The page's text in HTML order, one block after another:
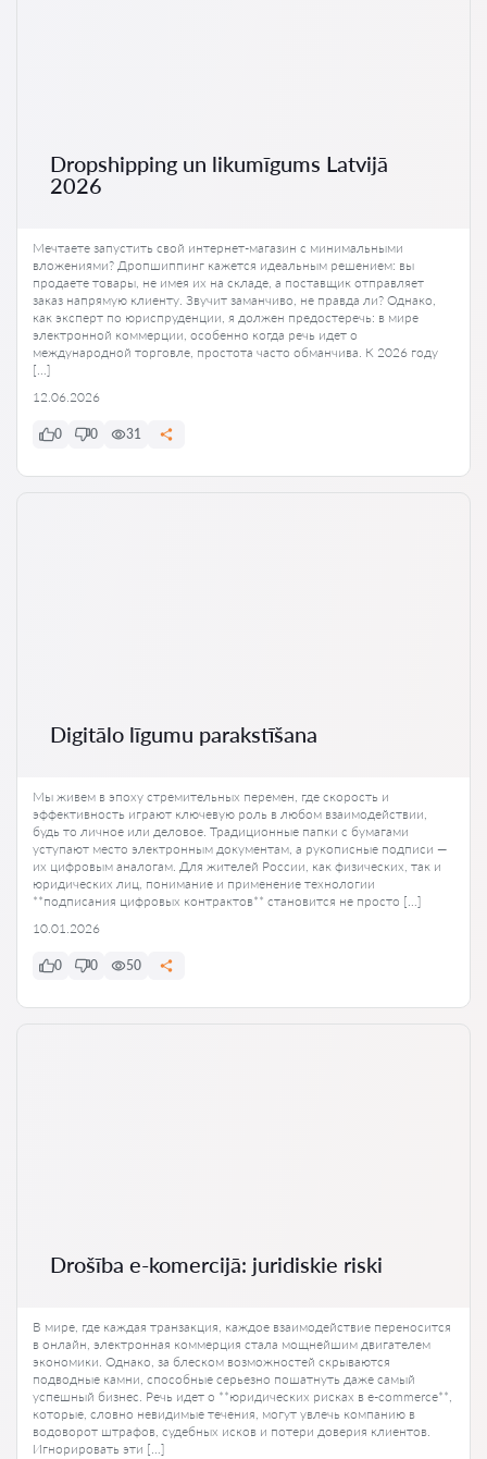
Dropshipping un likumīgums Latvijā
2026
Мечтаете запустить свой интернет-магазин с минимальными
вложениями? Дропшиппинг кажется идеальным решением: вы
продаете товары, не имея их на складе, а поставщик отправляет
заказ напрямую клиенту. Звучит заманчиво, не правда ли? Однако,
как эксперт по юриспруденции, я должен предостеречь: в мире
электронной коммерции, особенно когда речь идет о
международной торговле, простота часто обманчива. К 2026 году
[…]
12.06.2026
0 0 31
Digitālo līgumu parakstīšana
Мы живем в эпоху стремительных перемен, где скорость и
эффективность играют ключевую роль в любом взаимодействии,
будь то личное или деловое. Традиционные папки с бумагами
уступают место электронным документам, а рукописные подписи —
их цифровым аналогам. Для жителей России, как физических, так и
юридических лиц, понимание и применение технологии
**подписания цифровых контрактов** становится не просто […]
10.01.2026
0 0 50
Drošība e-komercijā: juridiskie riski
В мире, где каждая транзакция, каждое взаимодействие переносится
в онлайн, электронная коммерция стала мощнейшим двигателем
экономики. Однако, за блеском возможностей скрываются
подводные камни, способные серьезно пошатнуть даже самый
успешный бизнес. Речь идет о **юридических рисках в e-commerce**,
которые, словно невидимые течения, могут увлечь компанию в
водоворот штрафов, судебных исков и потери доверия клиентов.
Игнорировать эти […]